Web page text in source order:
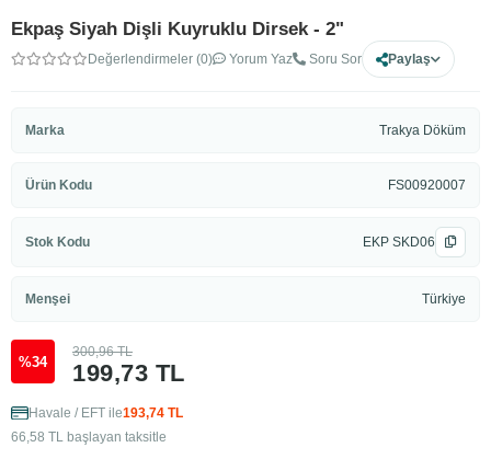
Ekpaş Siyah Dişli Kuyruklu Dirsek - 2"
Değerlendirmeler (0) Yorum Yaz Soru Sor Paylaş
Marka Trakya Döküm
Ürün Kodu FS00920007
Stok Kodu EKP SKD06
Menşei Türkiye
%34 199,73 TL
300,96 TL
Havale / EFT ile193,74 TL
66,58 TL başlayan taksitle